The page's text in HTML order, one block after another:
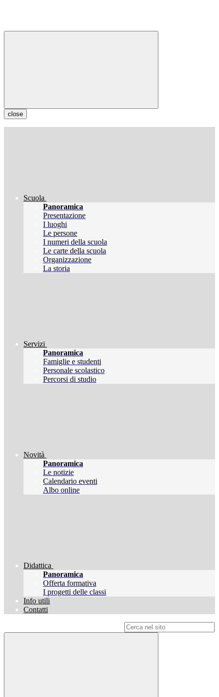
close
Scuola
Panoramica
Presentazione
I luoghi
Le persone
I numeri della scuola
Le carte della scuola
Organizzazione
La storia
Servizi
Panoramica
Famiglie e studenti
Personale scolastico
Percorsi di studio
Novità
Panoramica
Le notizie
Calendario eventi
Albo online
Didattica
Panoramica
Offerta formativa
I progetti delle classi
Info utili
Contatti